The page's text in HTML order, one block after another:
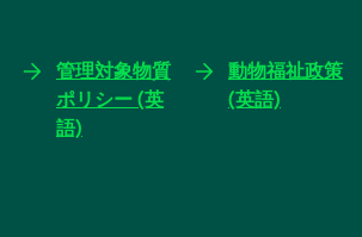
管理対象物質
ポリシー (英
語)
動物福祉政策
(英語)